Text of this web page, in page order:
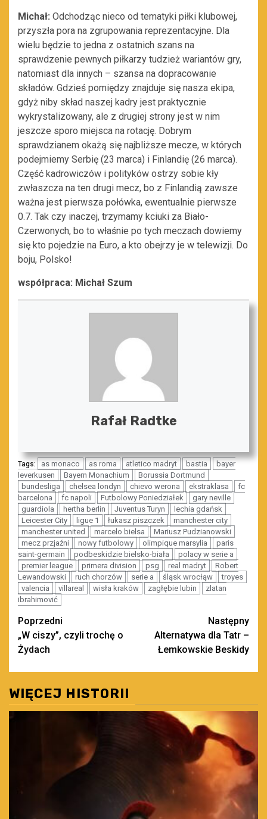
Michał: Odchodząc nieco od tematyki piłki klubowej,
przyszła pora na zgrupowania reprezentacyjne. Dla
wielu będzie to jedna z ostatnich szans na
sprawdzenie pewnych piłkarzy tudzież wariantów gry,
natomiast dla innych – szansa na dopracowanie
składów. Gdzieś pomiędzy znajduje się nasza ekipa,
gdyż niby skład naszej kadry jest praktycznie
wykrystalizowany, ale z drugiej strony jest w nim
jeszcze sporo miejsca na rotację. Dobrym
sprawdzianem okażą się najbliższe mecze, w których
podejmiemy Serbię (23 marca) i Finlandię (26 marca).
Część kadrowiczów i polityków ostrzy sobie kły
zwłaszcza na ten drugi mecz, bo z Finlandią zawsze
ważna jest pierwsza połówka, ewentualnie pierwsze
0.7. Tak czy inaczej, trzymamy kciuki za Biało-
Czerwonych, bo to właśnie po tych meczach dowiemy
się kto pojedzie na Euro, a kto obejrzy je w telewizji. Do
boju, Polsko!
współpraca: Michał Szum
Rafał Radtke
Tags: as monaco as roma atletico madryt bastia
bayer
leverkusen
Bayern Monachium
Borussia Dortmund
bundesliga
chelsea londyn chievo werona ekstraklasa
fc
barcelona
fc napoli Futbolowy Poniedziałek
gary neville
guardiola
hertha berlin Juventus Turyn
lechia gdańsk
Leicester City
ligue 1 łukasz piszczek
manchester city
manchester united
marcelo bielsa
Mariusz Pudzianowski
mecz przjaźni
nowy futbolowy olimpique marsylia
paris
saint-germain
podbeskidzie bielsko-biała
polacy w serie a
premier league
primera division psg real madryt
Robert
Lewandowski
ruch chorzów serie a śląsk wrocłąw
troyes
valencia
villareal wisła kraków zagłębie lubin
zlatan
ibrahimović
Zobacz
wpisy
Poprzedni
„W ciszy”, czyli trochę o
Żydach
Następny
Alternatywa dla Tatr –
Łemkowskie Beskidy
WIĘCEJ HISTORII